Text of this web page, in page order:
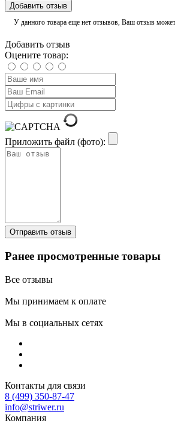
Добавить отзыв
У данного товара еще нет отзывов, Ваш отзыв
Добавить отзыв
Оцените товар:
Приложить файл (фото):
Ранее просмотренные товары
Все отзывы
Мы принимаем к оплате
Мы в социальных сетях
Контакты для связи
8 (499) 350-87-47
info@striwer.ru
Компания